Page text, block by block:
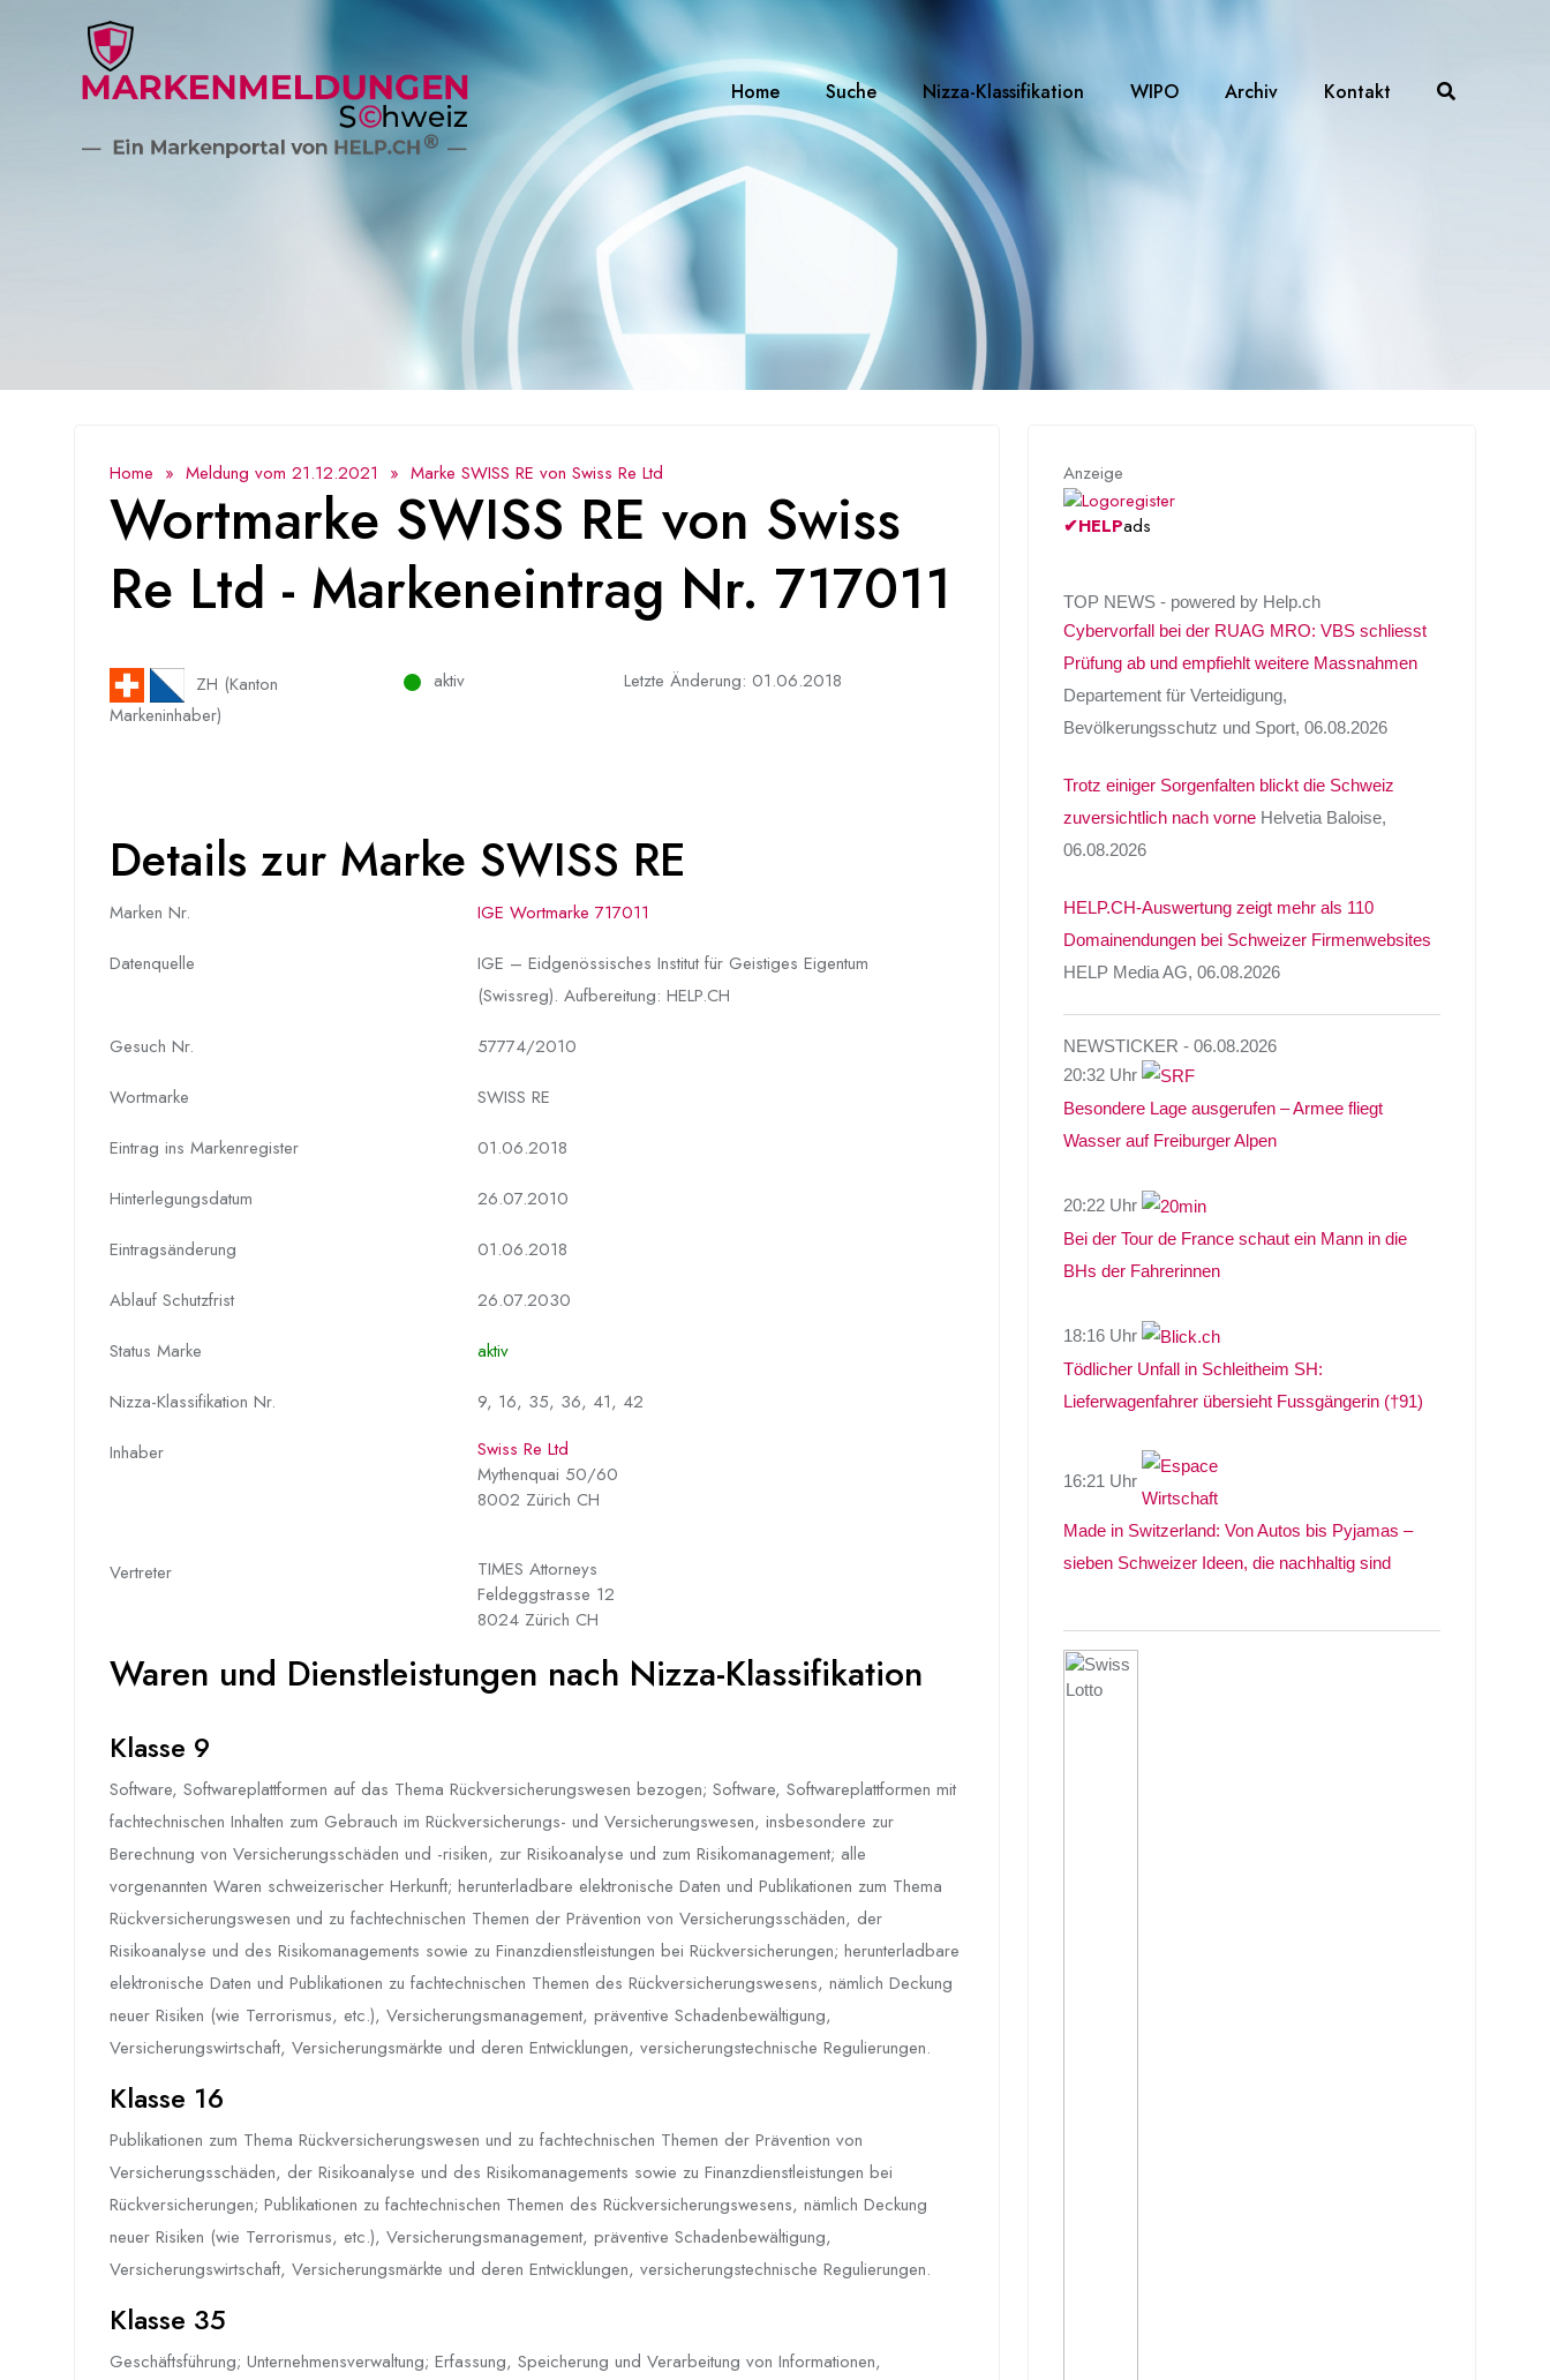
Home Suche Nizza-Klassifikation WIPO Archiv Kontakt
Home » Meldung vom 21.12.2021 » Marke SWISS RE von Swiss Re Ltd
Wortmarke SWISS RE von Swiss
Re Ltd - Markeneintrag Nr. 717011
ZH (Kanton
Markeninhaber)
aktiv Letzte Änderung: 01.06.2018
Details zur Marke SWISS RE
Marken Nr.
IGE Wortmarke 717011
Datenquelle
IGE – Eidgenössisches Institut für Geistiges Eigentum
(Swissreg). Aufbereitung: HELP.CH
Gesuch Nr.
57774/2010
Wortmarke
SWISS RE
Eintrag ins Markenregister
01.06.2018
Hinterlegungs­datum
26.07.2010
Eintragsänderung
01.06.2018
Ablauf Schutzfrist
26.07.2030
Status Marke
aktiv
Nizza-Klassifikation Nr.
9, 16, 35, 36, 41, 42
Inhaber
Swiss Re Ltd
Mythenquai 50/60
8002 Zürich CH
Vertreter
TIMES Attorneys
Feldeggstrasse 12
8024 Zürich CH
Waren und Dienstleistungen nach Nizza-Klassifikation
Klasse 9
Software, Softwareplattformen auf das Thema Rückversicherungswesen bezogen; Software, Softwareplattformen mit
fachtechnischen Inhalten zum Gebrauch im Rückversicherungs- und Versicherungswesen, insbesondere zur
Berechnung von Versicherungsschäden und -risiken, zur Risikoanalyse und zum Risikomanagement; alle
vorgenannten Waren schweizerischer Herkunft; herunterladbare elektronische Daten und Publikationen zum Thema
Rückversicherungswesen und zu fachtechnischen Themen der Prävention von Versicherungsschäden, der
Risikoanalyse und des Risikomanagements sowie zu Finanzdienstleistungen bei Rückversicherungen; herunterladbare
elektronische Daten und Publikationen zu fachtechnischen Themen des Rückversicherungswesens, nämlich Deckung
neuer Risiken (wie Terrorismus, etc.), Versicherungsmanagement, präventive Schadenbewältigung,
Versicherungswirtschaft, Versicherungsmärkte und deren Entwicklungen, versicherungstechnische Regulierungen.
Klasse 16
Publikationen zum Thema Rückversicherungswesen und zu fachtechnischen Themen der Prävention von
Versicherungsschäden, der Risikoanalyse und des Risikomanagements sowie zu Finanzdienstleistungen bei
Rückversicherungen; Publikationen zu fachtechnischen Themen des Rückversicherungswesens, nämlich Deckung
neuer Risiken (wie Terrorismus, etc.), Versicherungsmanagement, präventive Schadenbewältigung,
Versicherungswirtschaft, Versicherungsmärkte und deren Entwicklungen, versicherungstechnische Regulierungen.
Klasse 35
Geschäftsführung; Unternehmensverwaltung; Erfassung, Speicherung und Verarbeitung von Informationen,
Anzeige
✔HELPads